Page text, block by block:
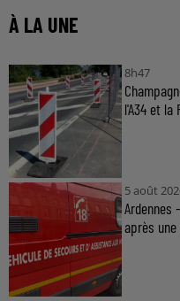
À LA UNE
8h47
l'A34 et la
5 août
Ardennes
après